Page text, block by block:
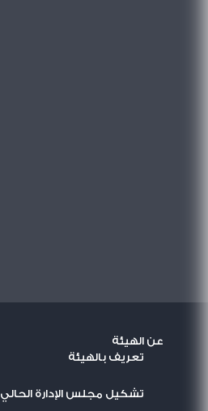
عن الهيئة
تعريف بالهيئة
تشكيل مجلس الإدارة الحالي